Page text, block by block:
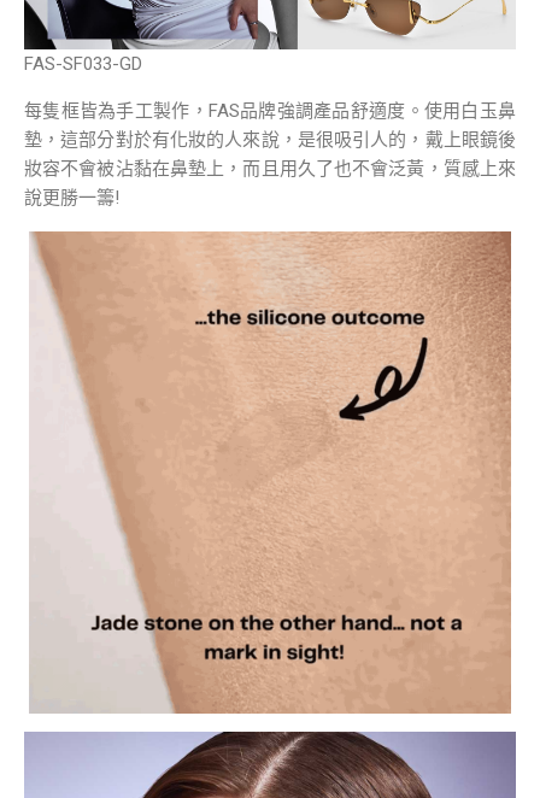
FAS-SF033-GD
每隻框皆為手工製作，FAS品牌強調產品舒適度。使用白玉鼻
墊，這部分對於有化妝的人來說，是很吸引人的，戴上眼鏡後
妝容不會被沾黏在鼻墊上，而且用久了也不會泛黃，質感上來
說更勝一籌!